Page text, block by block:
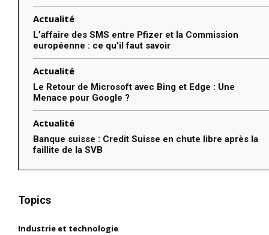
Actualité
L’affaire des SMS entre Pfizer et la Commission
européenne : ce qu’il faut savoir
Actualité
Le Retour de Microsoft avec Bing et Edge : Une
Menace pour Google ?
Actualité
Banque suisse : Credit Suisse en chute libre après la
faillite de la SVB
Topics
Industrie et technologie